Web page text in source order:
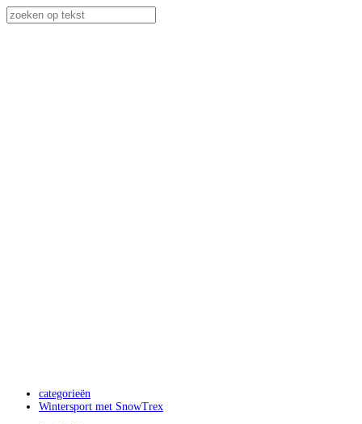
categorieën
Wintersport met SnowTrex